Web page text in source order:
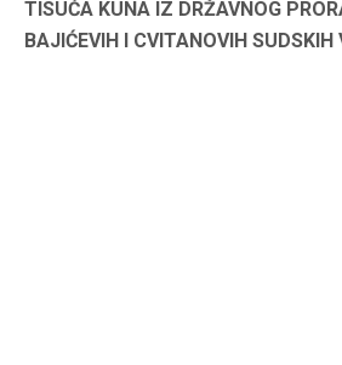
TISUĆA KUNA IZ DRŽAVNOG
BAJIĆEVIH I CVITANOVIH